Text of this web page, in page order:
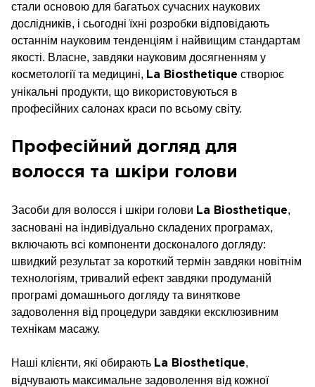
стали основою для багатьох сучасних наукових
дослідників, і сьогодні їхні розробки відповідають
останнім науковим тенденціям і найвищим стандартам
якості. Власне, завдяки науковим досягненням у
косметології та медицині, La Biosthetique створює
унікальні продукти, що використовуються в
професійних салонах краси по всьому світу.
Професійний догляд для
волосся та шкіри голови
Засоби для волосся і шкіри голови La Biosthetique,
засновані на індивідуально складених програмах,
включають всі компоненти досконалого догляду:
швидкий результат за короткий термін завдяки новітнім
технологіям, тривалий ефект завдяки продуманій
програмі домашнього догляду та виняткове
задоволення від процедури завдяки ексклюзивним
технікам масажу.
Наші клієнти, які обирають La Biosthetique,
відчувають максимальне задоволення від кожної